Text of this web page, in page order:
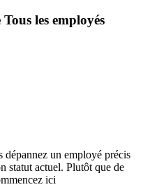
les employés
dépannez un employé précis
statut actuel. Plutôt que de
ici